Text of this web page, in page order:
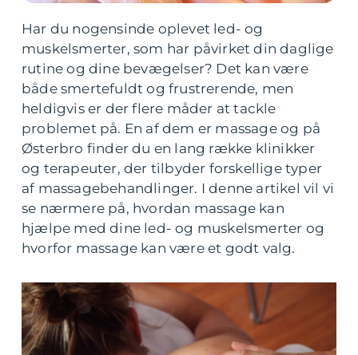
Har du nogensinde oplevet led- og
muskelsmerter, som har påvirket din daglige
rutine og dine bevægelser? Det kan være
både smertefuldt og frustrerende, men
heldigvis er der flere måder at tackle
problemet på. En af dem er massage og på
Østerbro finder du en lang række klinikker
og terapeuter, der tilbyder forskellige typer
af massagebehandlinger. I denne artikel vil vi
se nærmere på, hvordan massage kan
hjælpe med dine led- og muskelsmerter og
hvorfor massage kan være et godt valg.